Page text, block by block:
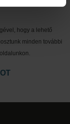
hogy a lehető
minden további